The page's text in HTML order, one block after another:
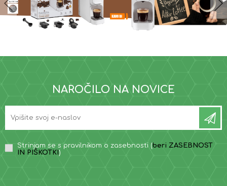
NAROČILO NA NOVICE
Strinjam se s pravilnikom o zasebnosti (beri ZASEBNOST
IN PIŠKOTKI )